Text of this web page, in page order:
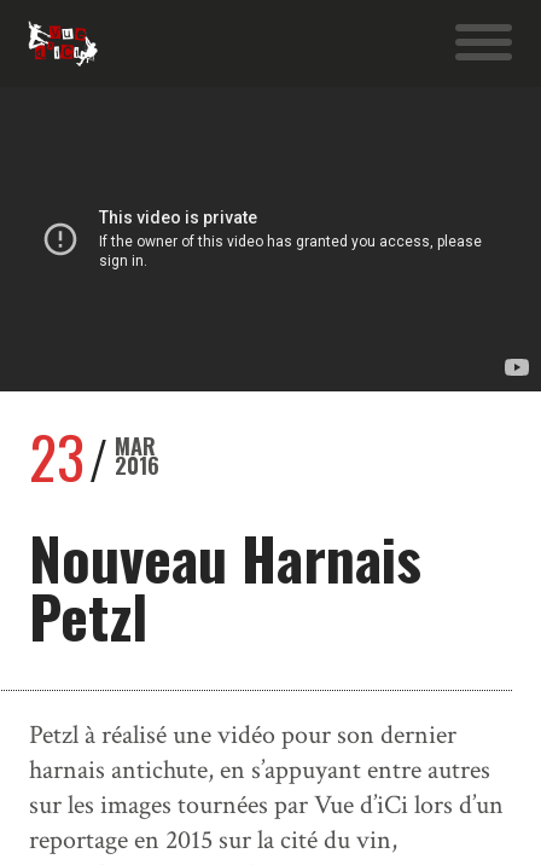
23 MAR
2016
Nouveau Harnais
Petzl
Petzl à réalisé une vidéo pour son dernier
harnais antichute, en s’appuyant entre autres
sur les images tournées par Vue d’iCi lors d’un
reportage en 2015 sur la cité du vin,